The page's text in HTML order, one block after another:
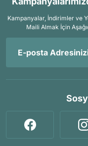
Kampanyalar, İndirimler ve
Maili Almak İçin